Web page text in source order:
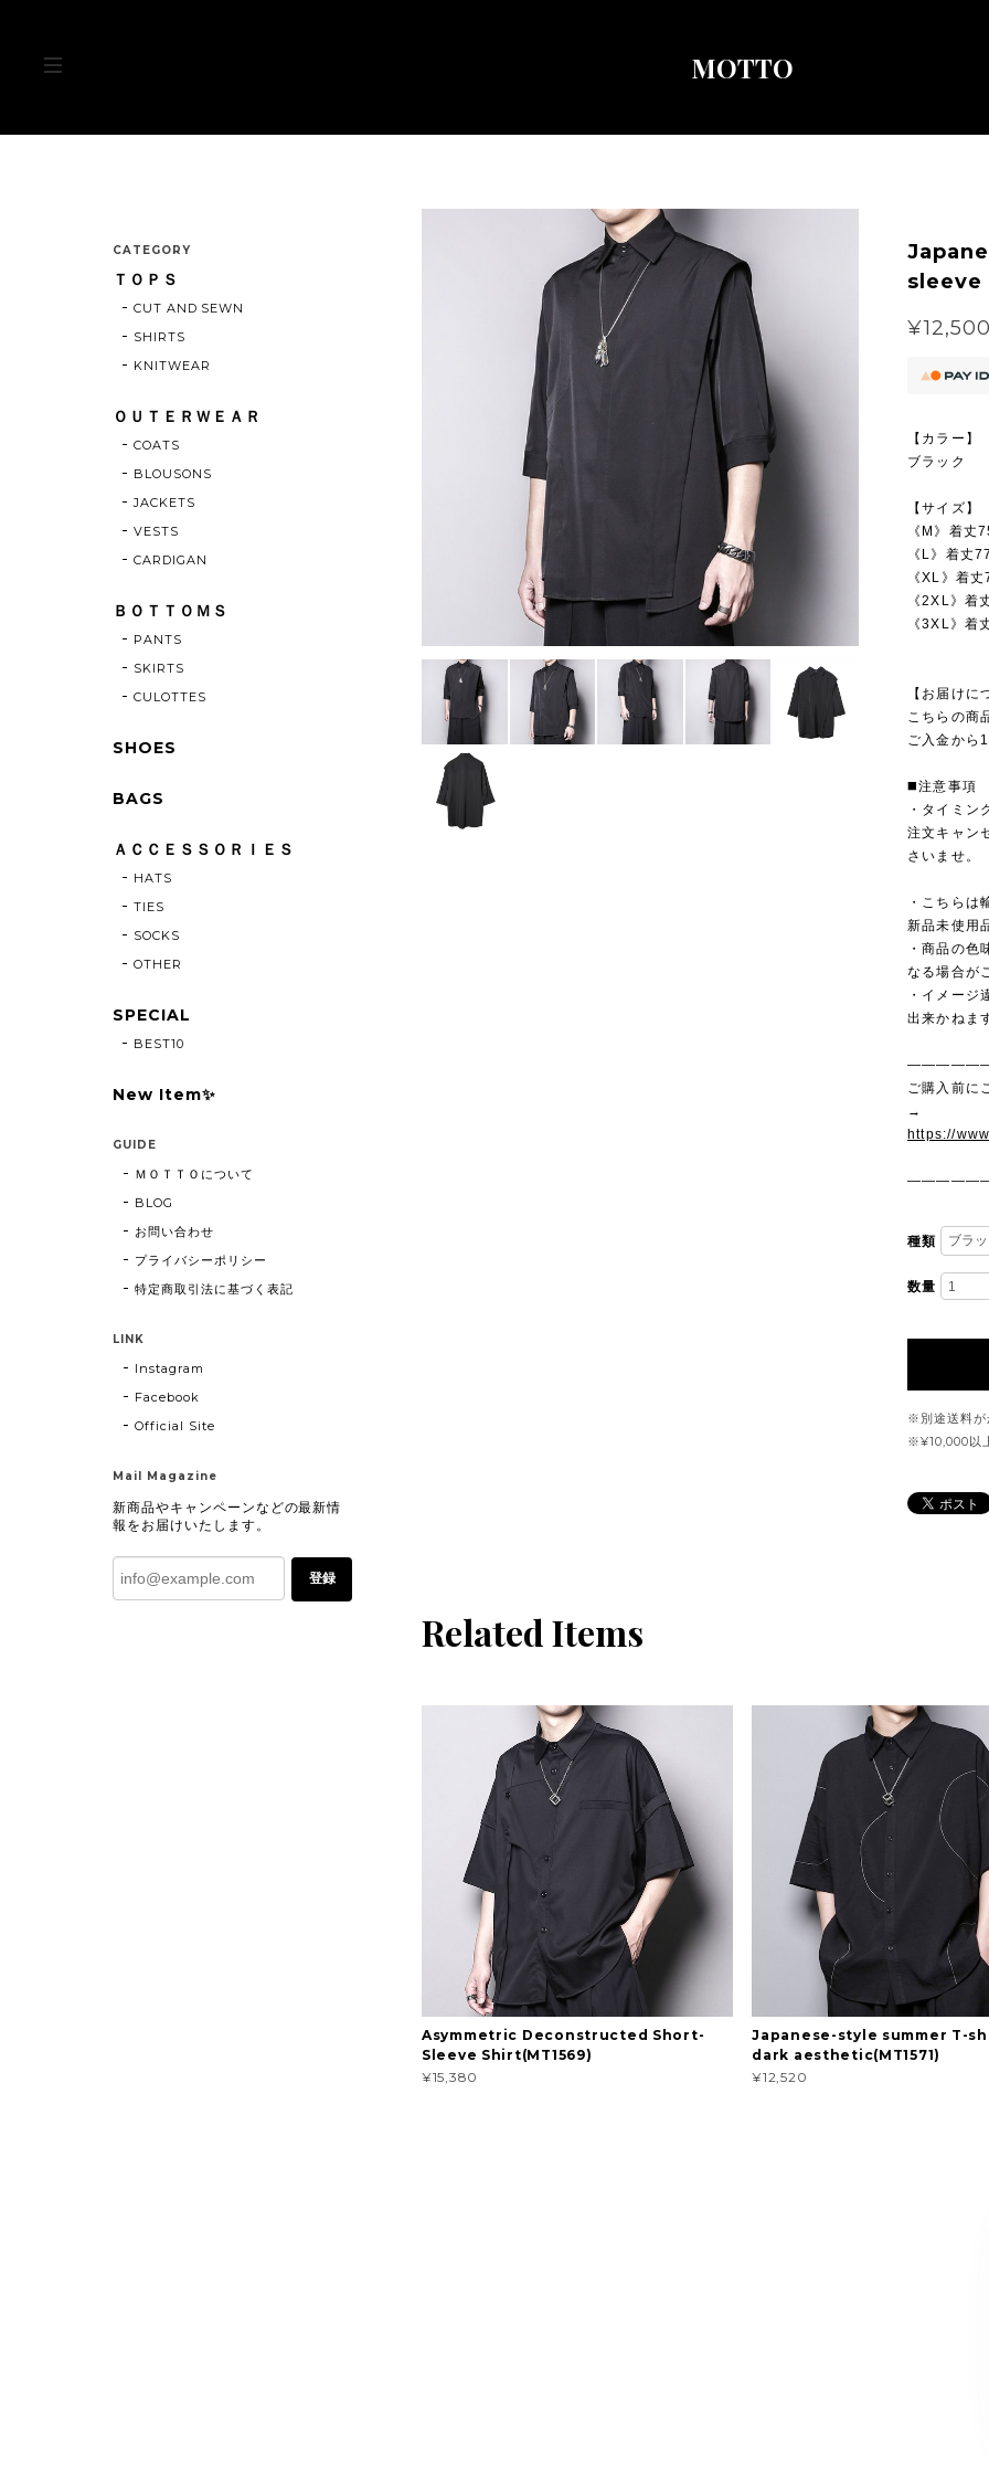
MOTTO
sleeve
【カラー】
ブラック
【サイズ】
《M》着
《L》着丈
《XL》着
《2XL》
《3XL》
【お届けに
こちらの商
ご入金から
◼️注意事項
・タイミン
注文キャン
さいませ。
・こちらは
新品未使用
・商品の色
なる場合が
・イメージ
出来かねま
ご購入前に
→
https://
種類
数量
※別途送料が
※¥10,000以
Related Items
Asymmetric Deconstructed Short-
Sleeve Shirt(MT1569)
¥15,380
Japanese-style summer T-
dark aesthetic(MT1571)
¥12,520
CATEGORY
ＴＯＰＳ
CUT AND SEWN
SHIRTS
KNITWEAR
ＯＵＴＥＲＷＥＡＲ
COATS
BLOUSONS
JACKETS
VESTS
CARDIGAN
ＢＯＴＴＯＭＳ
PANTS
SKIRTS
CULOTTES
SHOES
BAGS
ＡＣＣＥＳＳＯＲＩＥＳ
HATS
TIES
SOCKS
OTHER
SPECIAL
BEST10
New Item✨
GUIDE
ＭＯＴＴＯについて
BLOG
お問い合わせ
プライバシーポリシー
特定商取引法に基づく表記
LINK
Instagram
Facebook
Official Site
Mail Magazine
新商品やキャンペーンなどの最新情
報をお届けいたします。
登録